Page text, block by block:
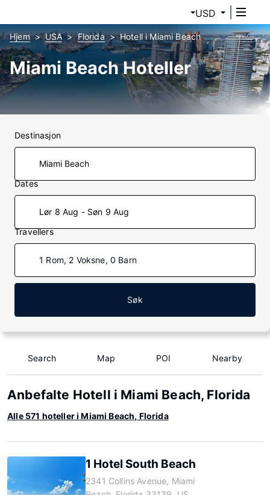
USD
Hjem USA Florida Hotell i Miami Beach
Miami Beach Hoteller
Destinasjon
Dates
Lør 8 Aug - Søn 9 Aug
Travellers
1 Rom, 2 Voksne, 0 Barn
Søk
Search Map POI Nearby
Anbefalte Hotell i Miami Beach, Florida
Alle 571 hoteller i Miami Beach, Florida
1 Hotel South Beach
2341 Collins Avenue, Miami